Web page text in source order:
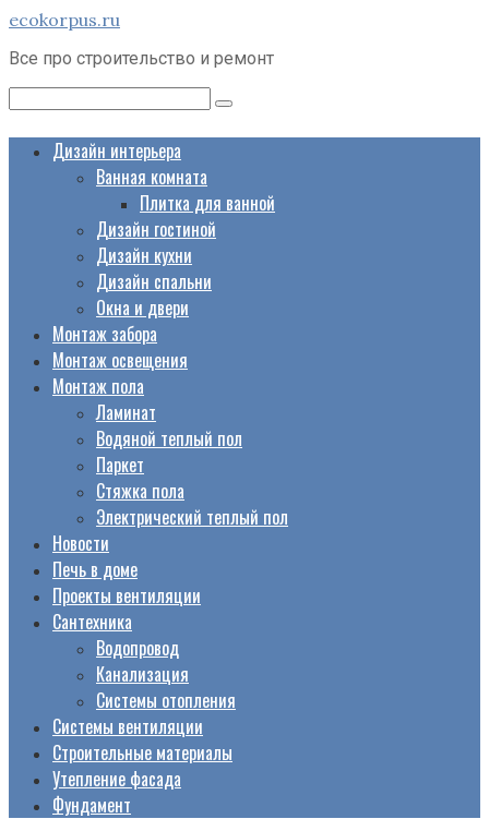
Перейти
контенту
ecokorpus.ru
Все про строительство и ремонт
Дизайн интерьера
Ванная комната
Плитка для ванной
Дизайн гостиной
Дизайн кухни
Дизайн спальни
Окна и двери
Монтаж забора
Монтаж освещения
Монтаж пола
Ламинат
Водяной теплый пол
Паркет
Стяжка пола
Электрический теплый пол
Новости
Печь в доме
Проекты вентиляции
Сантехника
Водопровод
Канализация
Системы отопления
Системы вентиляции
Строительные материалы
Утепление фасада
Фундамент